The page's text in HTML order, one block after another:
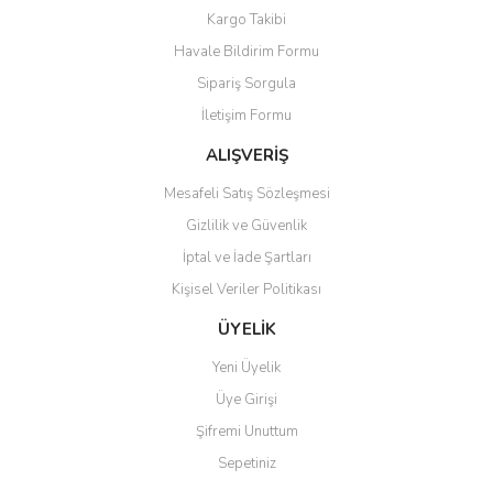
Ürün resmi kalitesiz, bozuk veya görüntülenemiyor.
Ürün açıklamasında eksik bilgiler bulunuyor.
Ürün bilgilerinde hatalar bulunuyor.
Ürün fiyatı diğer sitelerden daha pahalı.
Bu ürüne benzer farklı alternatifler olmalı.
Gönder
Kargo Takibi
Havale Bildirim Formu
Sipariş Sorgula
İletişim Formu
ALIŞVERİŞ
Mesafeli Satış Sözleşmesi
Gizlilik ve Güvenlik
İptal ve İade Şartları
Kişisel Veriler Politikası
ÜYELİK
Yeni Üyelik
Üye Girişi
Şifremi Unuttum
Sepetiniz